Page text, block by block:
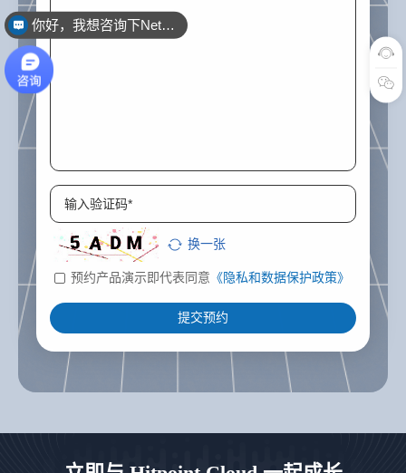
换一张
预约产品演示即代表同意 《隐私和数据保护政策》
提交预约
你好，我想咨询下NetSuite